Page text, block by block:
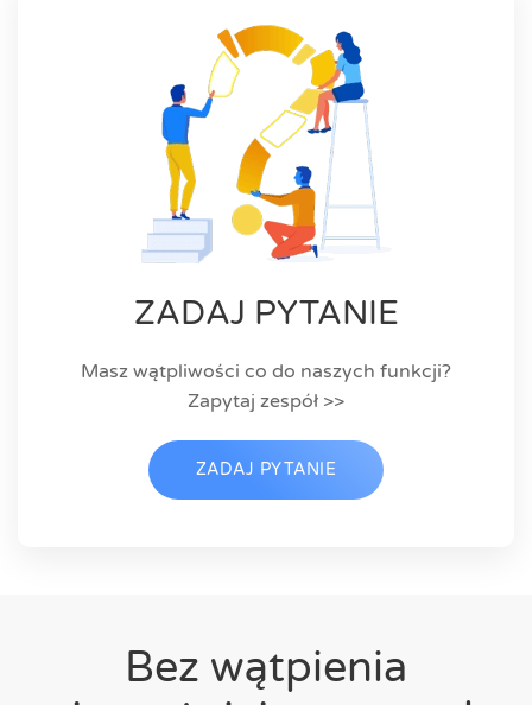
ZADAJ PYTANIE
Masz wątpliwości co do naszych funkcji?
Zapytaj zespół >>
ZADAJ PYTANIE
Bez wątpienia